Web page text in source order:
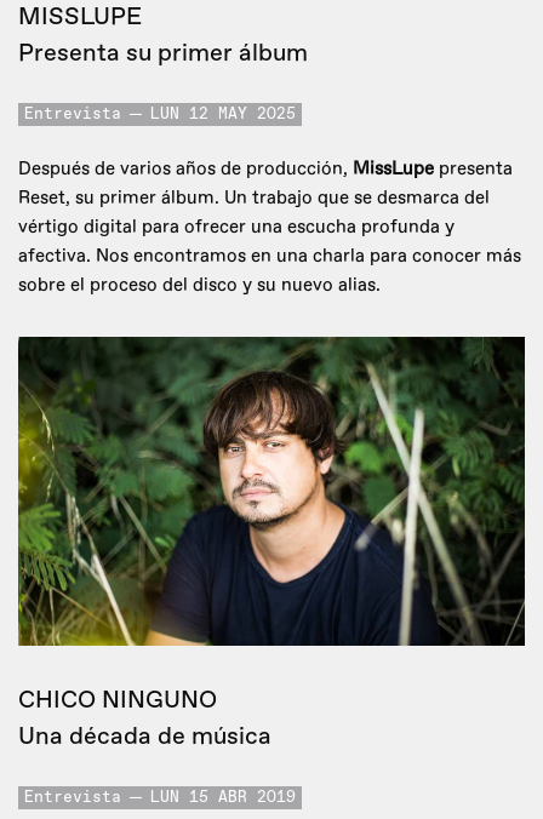
MISSLUPE
Presenta su primer álbum
Entrevista LUN 12 MAY 2025
Después de varios años de producción, MissLupe presenta
Reset, su primer álbum. Un trabajo que se desmarca del
vértigo digital para ofrecer una escucha profunda y
afectiva. Nos encontramos en una charla para conocer más
sobre el proceso del disco y su nuevo alias.
CHICO NINGUNO
Una década de música
Entrevista LUN 15 ABR 2019